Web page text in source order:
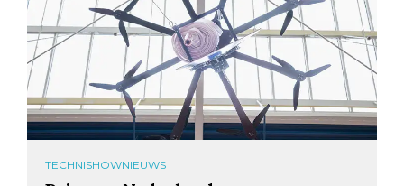
TECHNISHOWNIEUWS